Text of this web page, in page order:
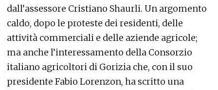
dall’assessore Cristiano Shaurli. Un argomento
caldo, dopo le proteste dei residenti, delle
attività commerciali e delle aziende agricole;
ma anche l’interessamento della Consorzio
italiano agricoltori di Gorizia che, con il suo
presidente Fabio Lorenzon, ha scritto una